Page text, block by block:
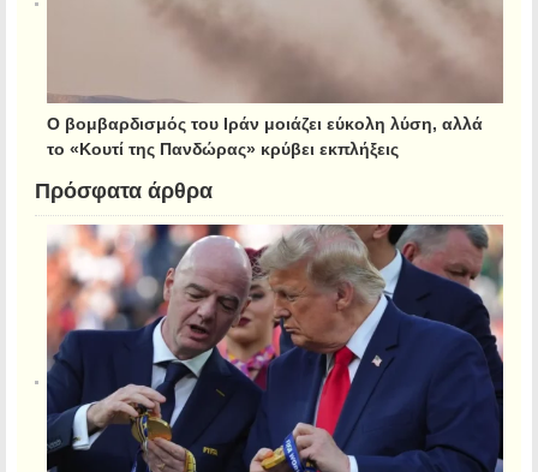
Ο βομβαρδισμός του Ιράν μοιάζει εύκολη λύση, αλλά
το «Κουτί της Πανδώρας» κρύβει εκπλήξεις
Πρόσφατα άρθρα